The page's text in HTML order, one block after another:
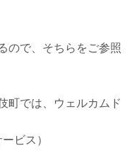
ので、そちらをご参照
町では、ウェルカムド
ビス）